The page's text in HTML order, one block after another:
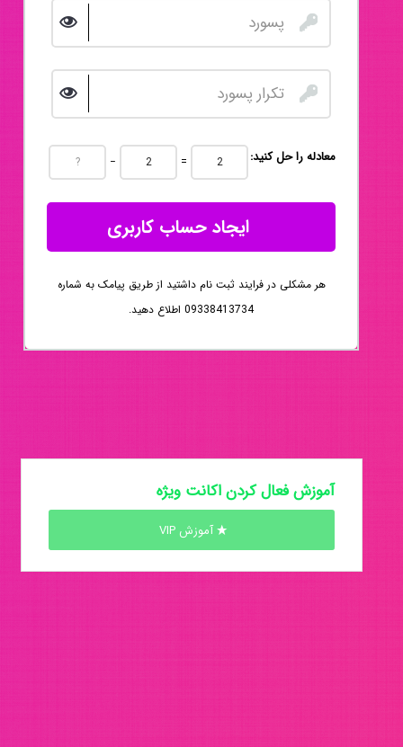
:معادله را حل کنید − =
ایجاد حساب کاربری
هر مشکلی در فرایند ثبت نام داشتید از طریق پیامک به شماره
09338413734 اطلاع دهید.
آموزش فعال کردن اکانت ویژه
آموزش VIP